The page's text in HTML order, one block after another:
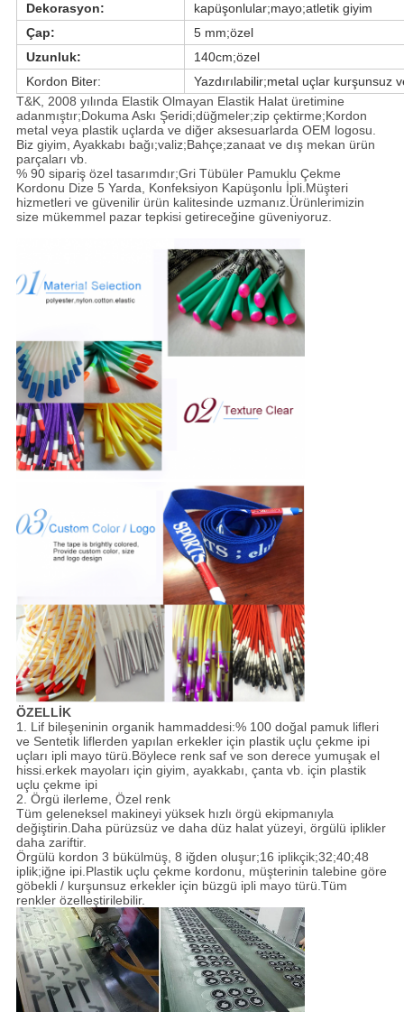
Dekorasyon:
kapüşonlular;mayo;atletik giyim
Çap:
5 mm;özel
Uzunluk:
140cm;özel
Kordon Biter:
Yazdırılabilir;metal uçlar kurşunsuz
T&K, 2008 yılında Elastik Olmayan Elastik Halat üretimine
adanmıştır;Dokuma Askı Şeridi;düğmeler;zip çektirme;Kordon
metal veya plastik uçlarda ve diğer aksesuarlarda OEM logosu.
Biz giyim, Ayakkabı bağı;valiz;Bahçe;zanaat ve dış mekan ürün
parçaları vb.
% 90 sipariş özel tasarımdır;Gri Tübüler Pamuklu Çekme
Kordonu Dize 5 Yarda, Konfeksiyon Kapüşonlu İpli.Müşteri
hizmetleri ve güvenilir ürün kalitesinde uzmanız.Ürünlerimizin
size mükemmel pazar tepkisi getireceğine güveniyoruz.
ÖZELLİK
1. Lif bileşeninin organik hammaddesi:% 100 doğal pamuk lifleri
ve Sentetik liflerden yapılan erkekler için plastik uçlu çekme ipi
uçları ipli mayo türü.Böylece renk saf ve son derece yumuşak el
hissi.erkek mayoları için giyim, ayakkabı, çanta vb. için plastik
uçlu çekme ipi
2. Örgü ilerleme, Özel renk
Tüm geleneksel makineyi yüksek hızlı örgü ekipmanıyla
değiştirin.Daha pürüzsüz ve daha düz halat yüzeyi, örgülü iplikler
daha zariftir.
Örgülü kordon 3 bükülmüş, 8 iğden oluşur;16 iplikçik;32;40;48
iplik;iğne ipi.Plastik uçlu çekme kordonu, müşterinin talebine göre
göbekli / kurşunsuz erkekler için büzgü ipli mayo türü.Tüm
renkler özelleştirilebilir.